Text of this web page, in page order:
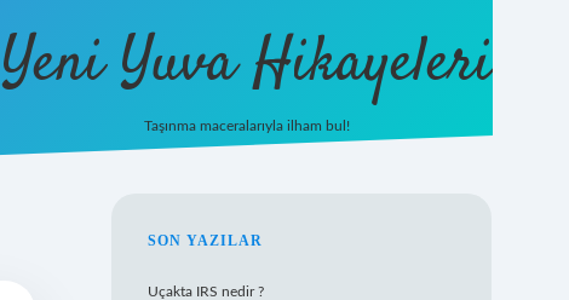
Yeni Yuva Hikayeleri
Taşınma maceralarıyla ilham bul!
SIDEBAR
SON YAZILAR
Uçakta IRS nedir ?